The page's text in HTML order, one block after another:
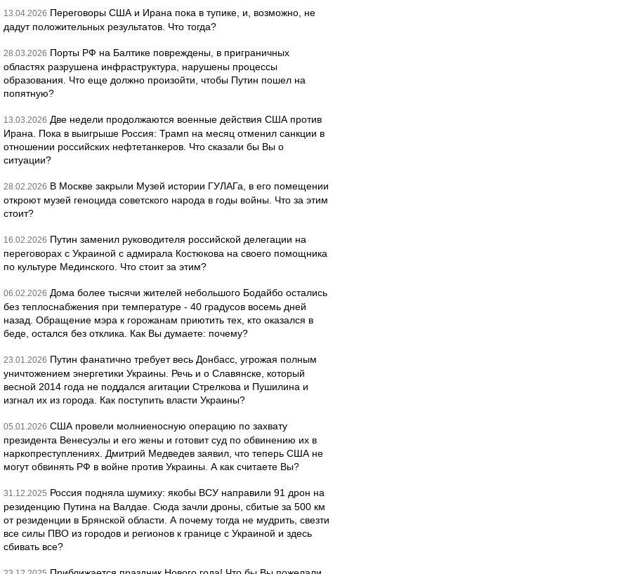
13.04.2026 Переговоры США и Ирана пока в тупике, и, возможно, не
дадут положительных результатов. Что тогда?
28.03.2026 Порты РФ на Балтике повреждены, в приграничных
областях разрушена инфраструктура, нарушены процессы
образования. Что еще должно произойти, чтобы Путин пошел на
попятную?
13.03.2026 Две недели продолжаются военные действия США против
Ирана. Пока в выигрыше Россия: Трамп на месяц отменил санкции в
отношении российских нефтетанкеров. Что сказали бы Вы о
ситуации?
28.02.2026 В Москве закрыли Музей истории ГУЛАГа, в его помещении
откроют музей геноцида советского народа в годы войны. Что за этим
стоит?
16.02.2026 Путин заменил руководителя российской делегации на
переговорах с Украиной с адмирала Костюкова на своего помощника
по культуре Мединского. Что стоит за этим?
06.02.2026 Дома более тысячи жителей небольшого Бодайбо остались
без теплоснабжения при температуре - 40 градусов восемь дней
назад. Обращение мэра к горожанам приютить тех, кто оказался в
беде, остался без отклика. Как Вы думаете: почему?
23.01.2026 Путин фанатично требует весь Донбасс, угрожая полным
уничтожением энергетики Украины. Речь и о Славянске, который
весной 2014 года не поддался агитации Стрелкова и Пушилина и
изгнал их из города. Как поступить власти Украины?
05.01.2026 США провели молниеносную операцию по захвату
президента Венесуэлы и его жены и готовит суд по обвинению их в
наркопреступлениях. Дмитрий Медведев заявил, что теперь США не
могут обвинять РФ в войне против Украины. А как считаете Вы?
31.12.2025 Россия подняла шумиху: якобы ВСУ направили 91 дрон на
резиденцию Путина на Валдае. Сюда зачли дроны, сбитые за 500 км
от резиденции в Брянской области. А почему тогда не мудрить, свезти
все силы ПВО из городов и регионов к границе с Украиной и здесь
сбивать все?